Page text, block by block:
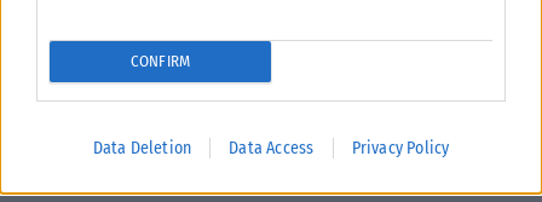
CONFIRM
Data Deletion Data Access Privacy Policy